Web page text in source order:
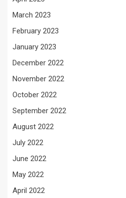
March 2023
February 2023
January 2023
December 2022
November 2022
October 2022
September 2022
August 2022
July 2022
June 2022
May 2022
April 2022